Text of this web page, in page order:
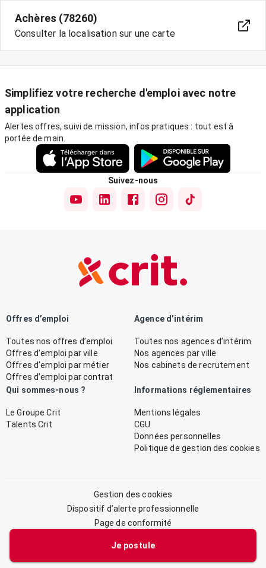
Je postule
Achères (78260)
Consulter la localisation sur une carte
Simplifiez votre recherche d'emploi avec notre
application
Alertes offres, suivi de mission, infos pratiques : tout est à
portée de main.
Suivez-nous
Offres d’emploi
Toutes nos offres d’emploi
Offres d’emploi par ville
Offres d’emploi par métier
Offres d’emploi par contrat
Agence d’intérim
Toutes nos agences d’intérim
Nos agences par ville
Nos cabinets de recrutement
Qui sommes-nous ?
Le Groupe Crit
Talents Crit
Informations réglementaires
Mentions légales
CGU
Données personnelles
Politique de gestion des cookies
Gestion des cookies
Dispositif d’alerte professionnelle
Page de conformité
© 2026 CRIT